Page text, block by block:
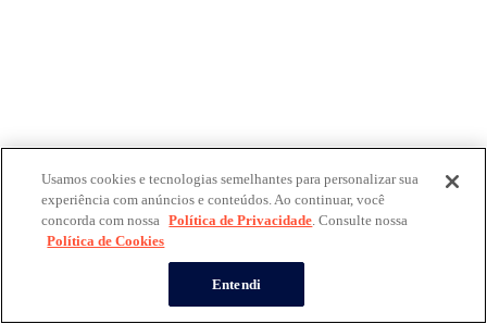
Usamos cookies e tecnologias semelhantes para personalizar sua
experiência com anúncios e conteúdos. Ao continuar, você
concorda com nossa Política de Privacidade. Consulte nossa
Política de Cookies
Entendi